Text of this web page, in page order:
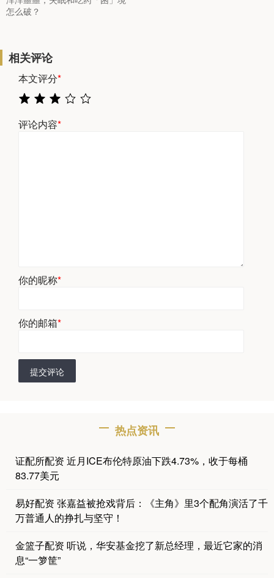
怎么破？
相关评论
本文评分*
评论内容*
你的昵称*
你的邮箱*
提交评论
热点资讯
证配所配资 近月ICE布伦特原油下跌4.73%，收于每桶
83.77美元
易好配资 张嘉益被抢戏背后：《主角》里3个配角演活了千
万普通人的挣扎与坚守！
金篮子配资 听说，华安基金挖了新总经理，最近它家的消
息“一箩筐”